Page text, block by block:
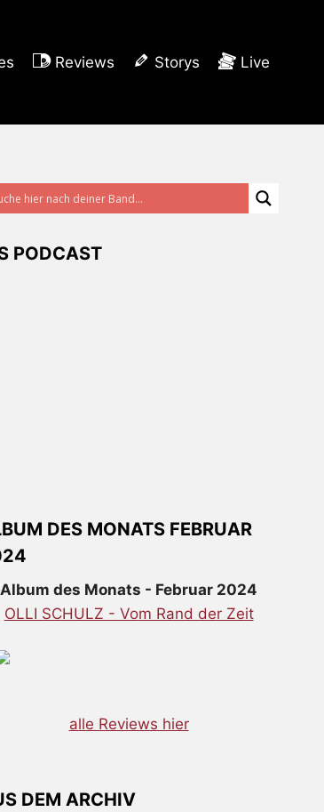
Reviews Storys Live
PODCAST
DES MONATS FEBRUAR
Album des Monats - Februar 2024
OLLI SCHULZ - Vom Rand der Zeit
alle Reviews hier
DEM ARCHIV